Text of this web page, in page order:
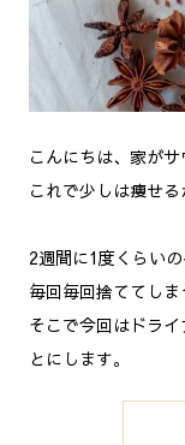
こんにちは、家が
これで少しは痩せる
2週間に1度くらい
毎回毎回捨ててしま
そこで今回はドラ
とにします。